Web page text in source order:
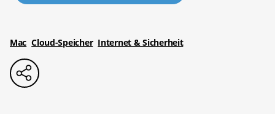
Mac Cloud-Speicher Internet & Sicherheit